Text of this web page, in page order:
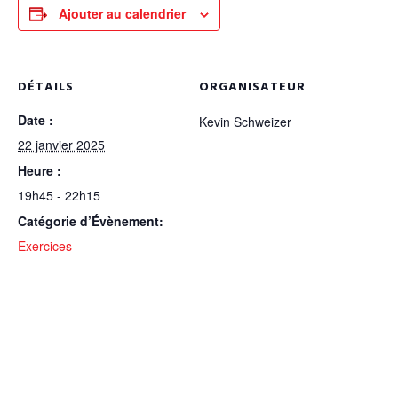
Ajouter au calendrier
DÉTAILS
Date :
22 janvier 2025
Heure :
19h45 - 22h15
Catégorie d’Évènement:
Exercices
ORGANISATEUR
Kevin Schweizer